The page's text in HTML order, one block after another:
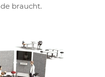
braucht.